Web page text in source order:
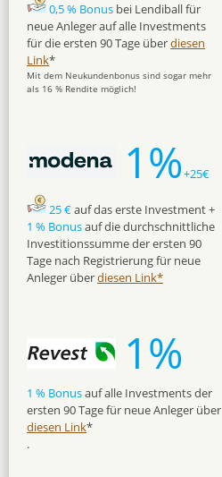
0,5 % Bonus bei Lendiball für
neue Anleger auf alle Investments
für die ersten 90 Tage überdiesen
Link*
Mit dem Neukundenbonus sind sogar mehr
als 16 % Rendite möglich!
1%+25€
25 €auf das erste Investment +
1 % Bonusauf die durchschnittliche
Investitionssumme der ersten 90
Tage nach Registrierung für neue
Anleger überdiesen Link*
1%
1 % Bonusauf alle Investments der
ersten 90 Tage für neue Anleger über
diesen Link*
.